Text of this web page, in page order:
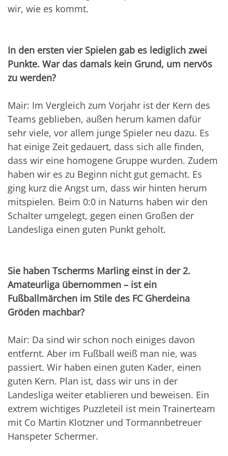
wir, wie es kommt.
In den ersten vier Spielen gab es lediglich zwei
Punkte. War das damals kein Grund, um nervös
zu werden?
Mair: Im Vergleich zum Vorjahr ist der Kern des
Teams geblieben, außen herum kamen dafür
sehr viele, vor allem junge Spieler neu dazu. Es
hat einige Zeit gedauert, dass sich alle finden,
dass wir eine homogene Gruppe wurden. Zudem
haben wir es zu Beginn nicht gut gemacht. Es
ging kurz die Angst um, dass wir hinten herum
mitspielen. Beim 0:0 in Naturns haben wir den
Schalter umgelegt, gegen einen Großen der
Landesliga einen guten Punkt geholt.
Sie haben Tscherms Marling einst in der 2.
Amateurliga übernommen – ist ein
Fußballmärchen im Stile des FC Gherdeina
Gröden machbar?
Mair: Da sind wir schon noch einiges davon
entfernt. Aber im Fußball weiß man nie, was
passiert. Wir haben einen guten Kader, einen
guten Kern. Plan ist, dass wir uns in der
Landesliga weiter etablieren und beweisen. Ein
extrem wichtiges Puzzleteil ist mein Trainerteam
mit Co Martin Klotzner und Tormannbetreuer
Hanspeter Schermer.